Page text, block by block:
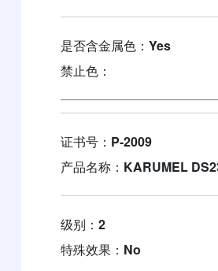
是否含金属色： Yes
禁止色：
证书号： P-2009
产品名称： KARUMEL
级别： 2
特殊效果： No